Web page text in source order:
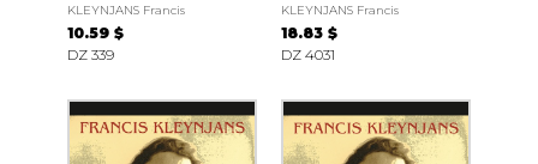
KLEYNJANS Francis
10.59 $
DZ 339
KLEYNJANS Francis
18.83 $
DZ 4031